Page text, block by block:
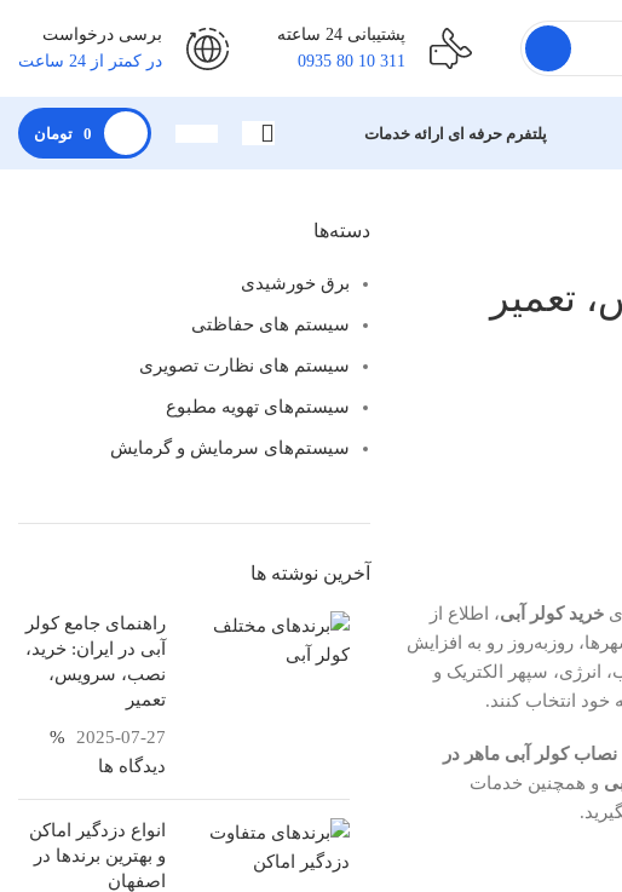
پشتیبانی 24 ساعته
311 10 80 0935
برسی درخواست
در کمتر از 24 ساعت
پلتفرم حرفه ای ارائه خدمات 0 تومان
تعمیر
خرید کولر آبی، اطلاع از
روزبه‌روز رو به افزایش
انرژی، سپهر الکتریک و
انتخاب کنند.
نصاب کولر آبی ماهر در
و همچنین خدمات
دسته‌ها
برق خورشیدی
سیستم های حفاظتی
سیستم های نظارت تصویری
سیستم‌های تهویه مطبوع
سیستم‌های سرمایش و گرمایش
آخرین نوشته ها
راهنمای جامع کولر
آبی در ایران: خرید،
نصب، سرویس،
تعمیر
2025-07-27
%
دیدگاه ها
انواع دزدگیر اماکن
و بهترین برندها در
اصفهان